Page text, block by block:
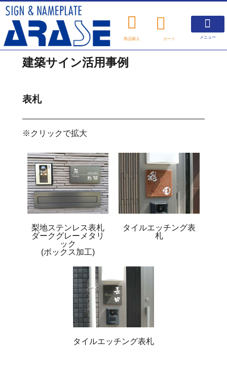
商品購入 カート メニュー
建築サイン活用事例
表札
※クリックで拡大
梨地ステンレス表札
ダークグレーメタリ
ック
(ボックス加工)
タイルエッチング表
札
タイルエッチング表札